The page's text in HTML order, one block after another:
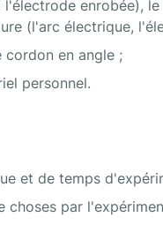
enrobée),
(l'arc électrique,
en angle ;
personnel.
et de temps
choses par